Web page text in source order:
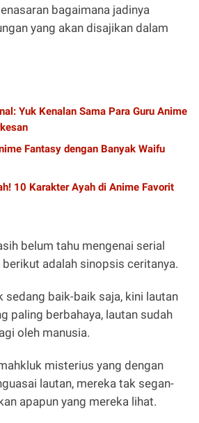
bagaimana jadinya
yang akan disajikan dalam
Yuk Kenalan Sama Para Guru Anime
Fantasy dengan Banyak Waifu
10 Karakter Ayah di Anime Favorit
belum tahu mengenai serial
berikut adalah sinopsis ceritanya.
sedang baik-baik saja, kini lautan
paling berbahaya, lautan sudah
oleh manusia.
misterius yang dengan
lautan, mereka tak segan-
apapun yang mereka lihat.